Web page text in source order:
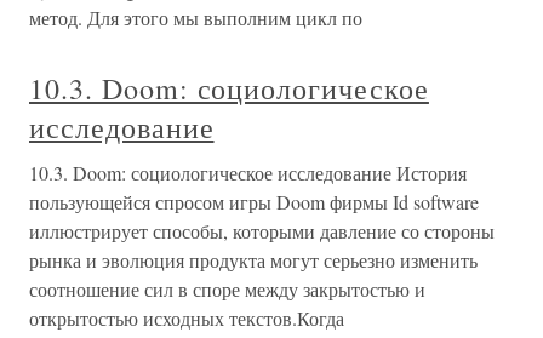
метод. Для этого мы выполним цикл по
10.3. Doom: социологическое
исследование
10.3. Doom: социологическое исследование История
пользующейся спросом игры Doom фирмы Id software
иллюстрирует способы, которыми давление со стороны
рынка и эволюция продукта могут серьезно изменить
соотношение сил в споре между закрытостью и
открытостью исходных текстов.Когда